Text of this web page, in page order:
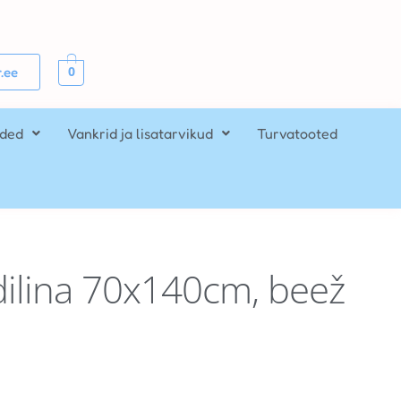
0
Vankrid ja lisatarvikud Turvatooted
70x140cm, beež